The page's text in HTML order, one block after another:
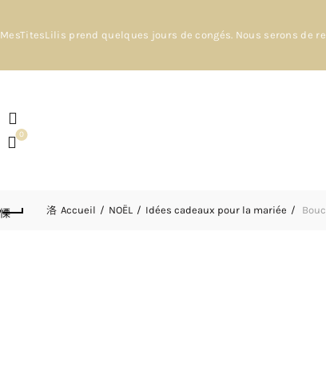
MesTitesLilis prend quelques jours de congés. Nous serons de
0
Accueil NOËL Idées cadeaux pour la mariée